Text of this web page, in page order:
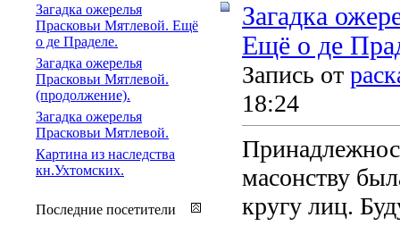
Загадка
Ещё о де
Запись от
18:24
масонству
кругу лиц.
Загадка ожерелья
Прасковьи Мятлевой. Ещё
о де Праделе.
Загадка ожерелья
Прасковьи Мятлевой.
(продолжение).
Загадка ожерелья
Прасковьи Мятлевой.
Картина из наследства
кн.Ухтомских.
Последние посетители